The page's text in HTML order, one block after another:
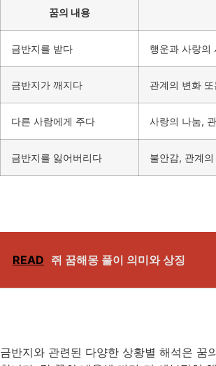
꿈의 내용
금반지를 받다 행운과 사랑의
금반지가 깨지다 관계의 변화 또
다른 사람에게 주다 사랑의 나눔,
금반지를 잃어버리다 불안감, 관계의
READ 쥐 꿈해몽 풀이 의미와 상징
금반지와 관련된 다양한 상황별 해석은 꿈